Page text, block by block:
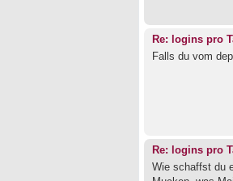
Re: logins pro
Falls du vom
Re: logins pro
Wie schaffst du